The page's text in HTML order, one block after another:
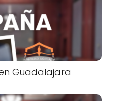
Guadalajara